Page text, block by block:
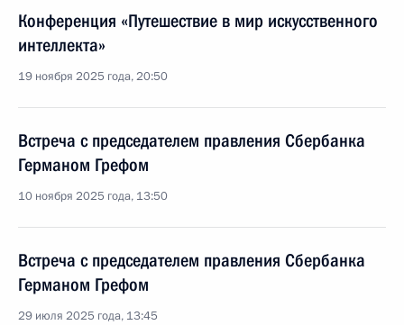
Конференция «Путешествие в мир искусственного
интеллекта»
19 ноября 2025 года, 20:50
Встреча с председателем правления Сбербанка
Германом Грефом
10 ноября 2025 года, 13:50
Встреча с председателем правления Сбербанка
Германом Грефом
29 июля 2025 года, 13:45